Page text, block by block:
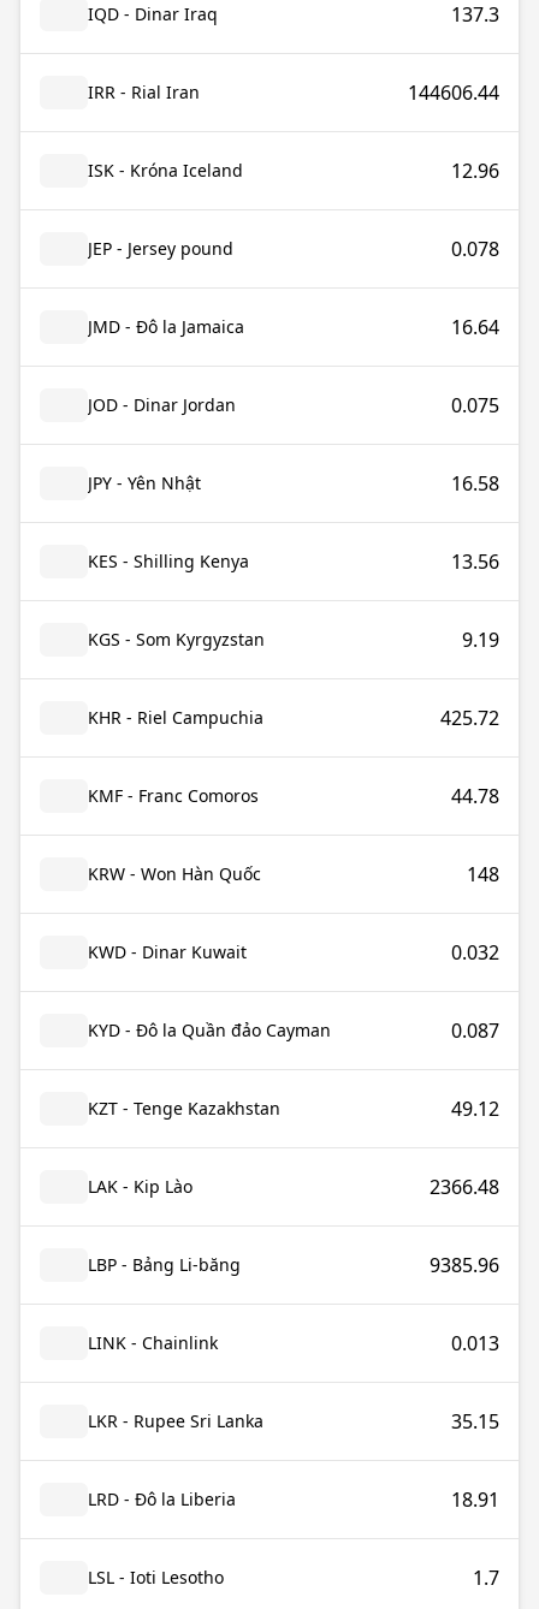
IQD - Dinar Iraq 137.3
IRR - Rial Iran 144606.44
ISK - Króna Iceland 12.96
JEP - Jersey pound 0.078
JMD - Đô la Jamaica 16.64
JOD - Dinar Jordan 0.075
JPY - Yên Nhật 16.58
KES - Shilling Kenya 13.56
KGS - Som Kyrgyzstan 9.19
KHR - Riel Campuchia 425.72
KMF - Franc Comoros 44.78
KRW - Won Hàn Quốc 148
KWD - Dinar Kuwait 0.032
KYD - Đô la Quần đảo Cayman 0.087
KZT - Tenge Kazakhstan 49.12
LAK - Kip Lào 2366.48
LBP - Bảng Li-băng 9385.96
LINK - Chainlink 0.013
LKR - Rupee Sri Lanka 35.15
LRD - Đô la Liberia 18.91
LSL - Ioti Lesotho 1.7